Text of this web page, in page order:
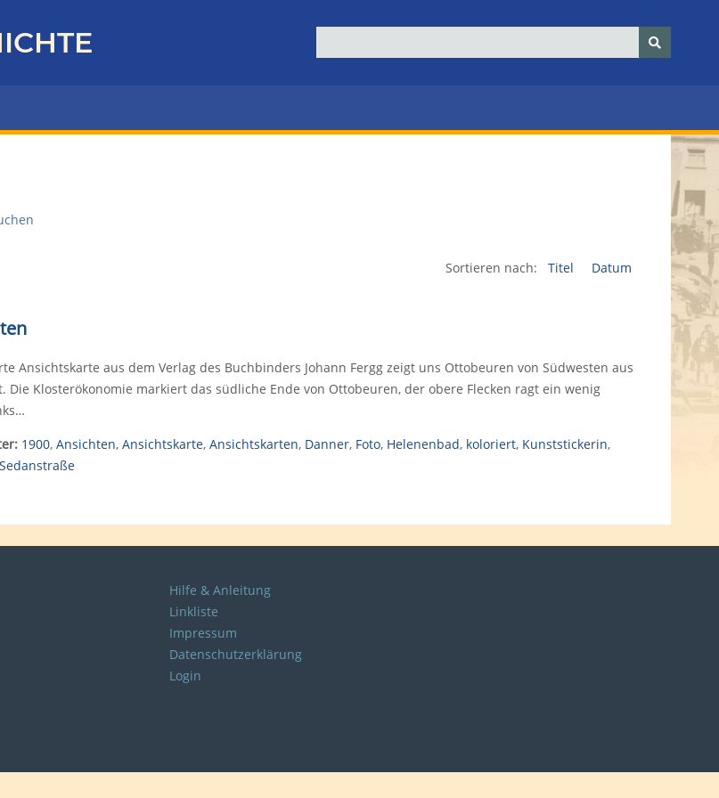
Sortieren nach: Titel Datum
Ansichtskarte aus dem Verlag des Buchbinders Johann Fergg zeigt uns Ottobeuren von Südwesten aus
Die Klosterökonomie markiert das südliche Ende von Ottobeuren, der obere Flecken ragt ein wenig
1900, Ansichten, Ansichtskarte, Ansichtskarten, Danner, Foto, Helenenbad, koloriert, Kunststickerin,
Sedanstraße
Hilfe & Anleitung
Linkliste
Impressum
Datenschutzerklärung
Login